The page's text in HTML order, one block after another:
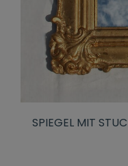
SPIEGEL MIT